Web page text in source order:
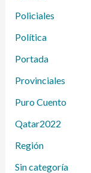
Policiales
Política
Portada
Provinciales
Puro Cuento
Qatar2022
Región
Sin categoría